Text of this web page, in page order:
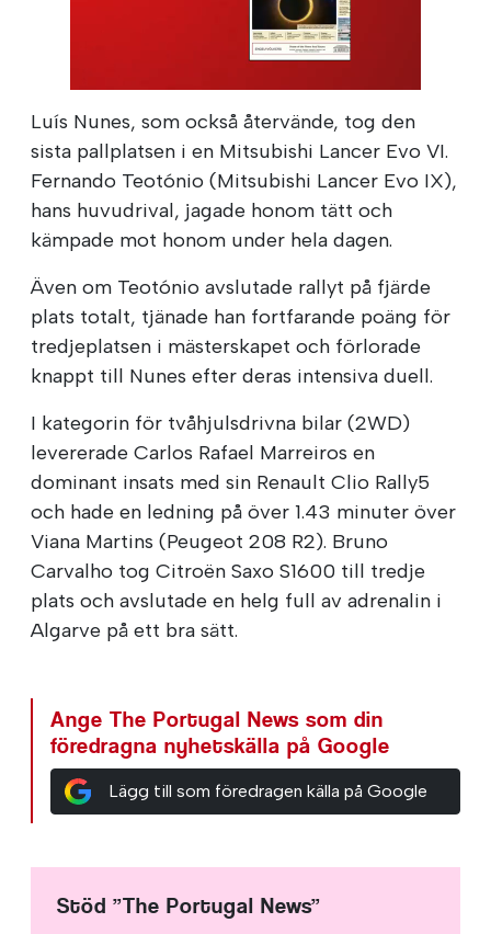
Luís Nunes, som också återvände, tog den
sista pallplatsen i en Mitsubishi Lancer Evo VI.
Fernando Teotónio (Mitsubishi Lancer Evo IX),
hans huvudrival, jagade honom tätt och
kämpade mot honom under hela dagen.
Även om Teotónio avslutade rallyt på fjärde
plats totalt, tjänade han fortfarande poäng för
tredjeplatsen i mästerskapet och förlorade
knappt till Nunes efter deras intensiva duell.
I kategorin för tvåhjulsdrivna bilar (2WD)
levererade Carlos Rafael Marreiros en
dominant insats med sin Renault Clio Rally5
och hade en ledning på över 1.43 minuter över
Viana Martins (Peugeot 208 R2). Bruno
Carvalho tog Citroën Saxo S1600 till tredje
plats och avslutade en helg full av adrenalin i
Algarve på ett bra sätt.
Ange The Portugal News som din
föredragna nyhetskälla på Google
Lägg till som föredragen källa på Google
Stöd ”The Portugal News”